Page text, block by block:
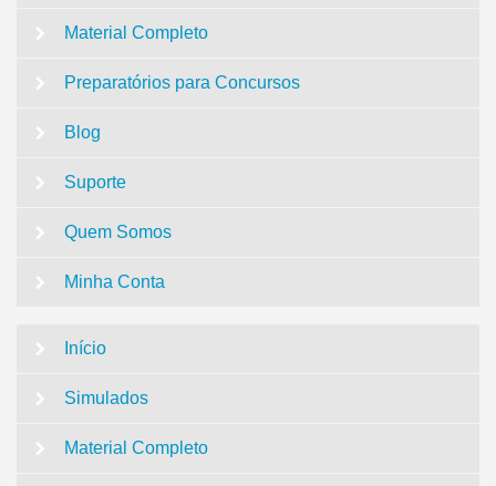
Material Completo
Preparatórios para Concursos
Blog
Suporte
Quem Somos
Minha Conta
Início
Simulados
Material Completo